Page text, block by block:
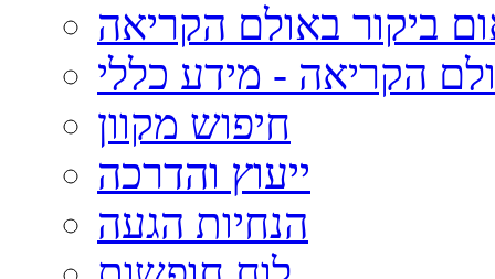
ביקור באולם הקריאה
הקריאה - מידע כללי
חיפוש מקוון
ייעוץ והדרכה
הנחיות הגעה